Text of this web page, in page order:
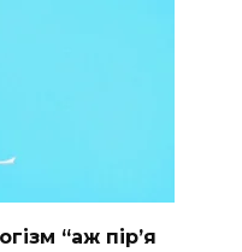
“аж пір’я